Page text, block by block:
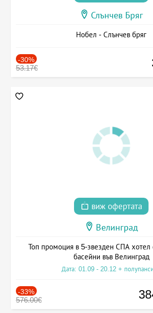
Слънчев Бряг
Нобел - Слънчев бряг
-30%
53.17€
виж офертата
Велинград
Топ промоция в 5-звезден СПА хотел
басейни във Велинград
Дата: 01.09 - 20.12 +
-33%
576.00€